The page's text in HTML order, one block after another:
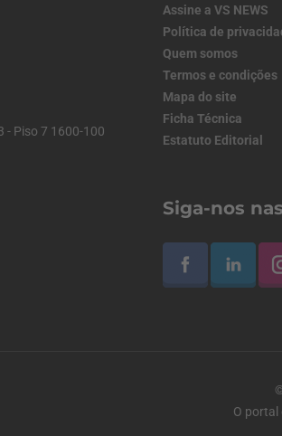
- Piso 7 1600-100
Assine a VS NEWS
Política de
Quem somos
Termos e condições
Mapa do site
Ficha Técnica
Estatuto Editorial
Siga-nos
O